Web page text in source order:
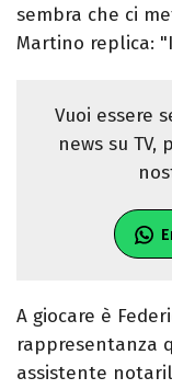
sembra che ci
Martino replica:
Vuoi essere
news su TV,
A giocare è
rappresentanza
assistente